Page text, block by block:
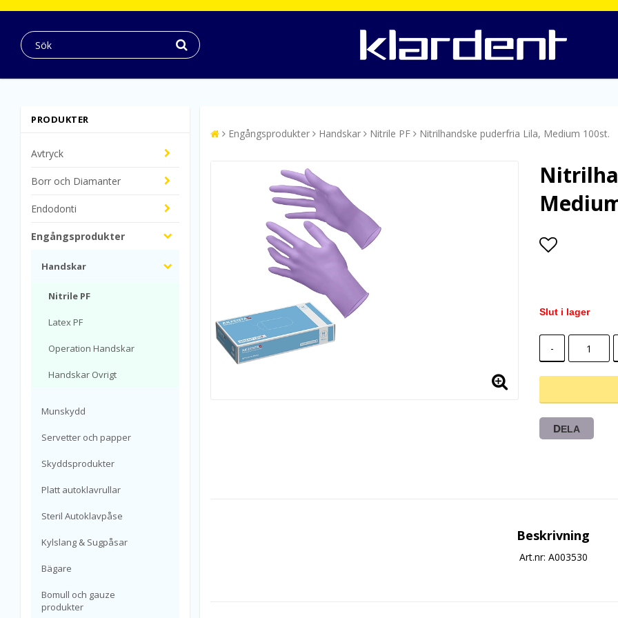
PRODUKTER
Avtryck
Borr och Diamanter
Endodonti
Engångsprodukter
Handskar
Nitrile PF
Latex PF
Operation Handskar
Handskar Ovrigt
Munskydd
Servetter och papper
Skyddsprodukter
Platt autoklavrullar
Steril Autoklavpåse
Kylslang & Sugpåsar
Bägare
Bomull och gauze
produkter
Engångsprodukter Handskar Nitrile PF Nitrilhandske puderfria Lila, Medium 100st.
Slut i lager
-
DELA
Beskrivning
Art.nr: A003530